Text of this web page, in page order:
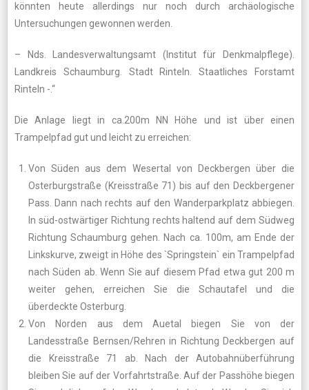
könnten heute allerdings nur noch durch archäologische
Untersuchungen gewonnen werden.
– Nds. Landesverwaltungsamt (Institut für Denkmalpflege).
Landkreis Schaumburg. Stadt Rinteln. Staatliches Forstamt
Rinteln -.“
Die Anlage liegt in ca.200m NN Höhe und ist über einen
Trampelpfad gut und leicht zu erreichen:
Von Süden aus dem Wesertal von Deckbergen über die
Osterburgstraße (Kreisstraße 71) bis auf den Deckbergener
Pass. Dann nach rechts auf den Wanderparkplatz abbiegen.
In süd-ostwärtiger Richtung rechts haltend auf dem Südweg
Richtung Schaumburg gehen. Nach ca. 100m, am Ende der
Linkskurve, zweigt in Höhe des `Springstein` ein Trampelpfad
nach Süden ab. Wenn Sie auf diesem Pfad etwa gut 200 m
weiter gehen, erreichen Sie die Schautafel und die
überdeckte Osterburg.
Von Norden aus dem Auetal biegen Sie von der
Landesstraße Bernsen/Rehren in Richtung Deckbergen auf
die Kreisstraße 71 ab. Nach der Autobahnüberführung
bleiben Sie auf der Vorfahrtstraße. Auf der Passhöhe biegen